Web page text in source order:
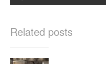
Related posts